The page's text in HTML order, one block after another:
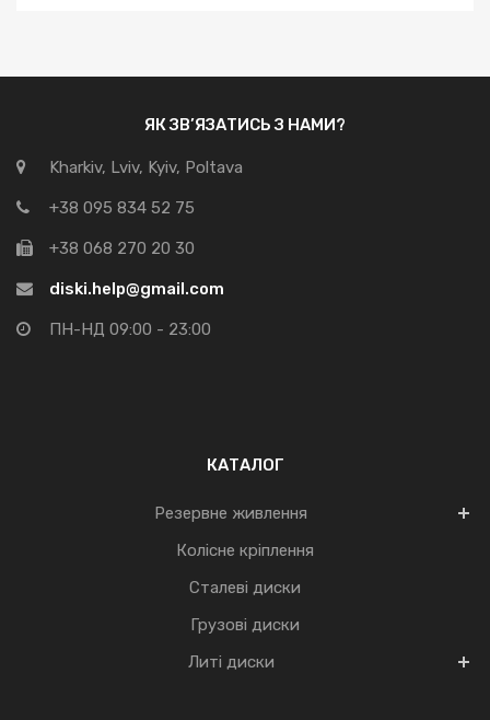
ЯК ЗВ’ЯЗАТИСЬ З НАМИ?
Kharkiv, Lviv, Kyiv, Poltava
+38 095 834 52 75
+38 068 270 20 30
diski.help@gmail.com
ПН-НД 09:00 - 23:00
КАТАЛОГ
Резервне живлення
Колісне кріплення
Сталеві диски
Грузові диски
Литі диски